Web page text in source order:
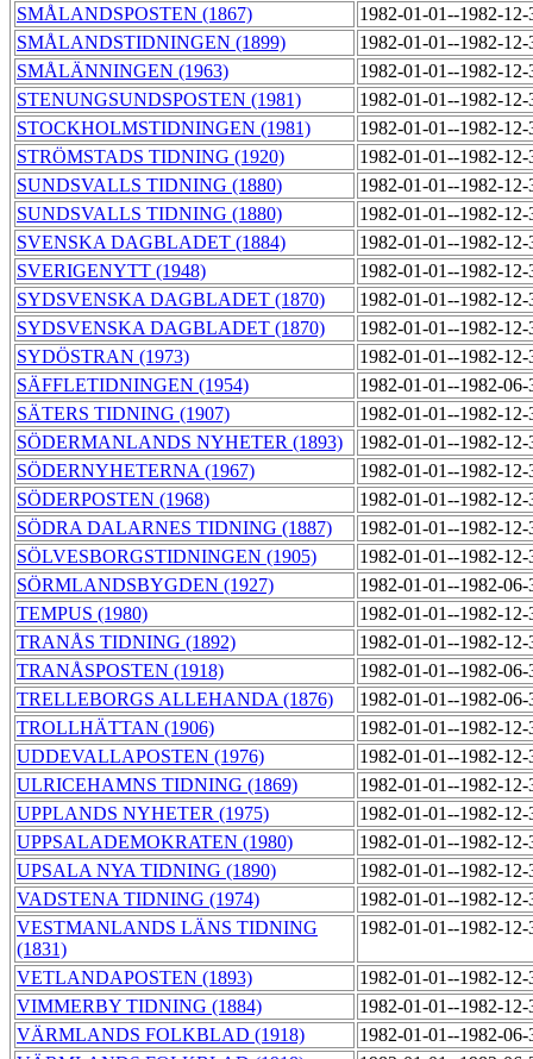
SMÅLANDSPOSTEN (1867)
1982-01-01--1982-
SMÅLANDSTIDNINGEN (1899)
1982-01-01--1982-
SMÅLÄNNINGEN (1963)
1982-01-01--1982-
STENUNGSUNDSPOSTEN (1981)
1982-01-01--1982-
STOCKHOLMSTIDNINGEN (1981)
1982-01-01--1982-
STRÖMSTADS TIDNING (1920)
1982-01-01--1982-
SUNDSVALLS TIDNING (1880)
1982-01-01--1982-
SUNDSVALLS TIDNING (1880)
1982-01-01--1982-
SVENSKA DAGBLADET (1884)
1982-01-01--1982-
SVERIGENYTT (1948)
1982-01-01--1982-
SYDSVENSKA DAGBLADET (1870)
1982-01-01--1982-
SYDSVENSKA DAGBLADET (1870)
1982-01-01--1982-
SYDÖSTRAN (1973)
1982-01-01--1982-
SÄFFLETIDNINGEN (1954)
1982-01-01--1982-
SÄTERS TIDNING (1907)
1982-01-01--1982-
SÖDERMANLANDS NYHETER (1893)
1982-01-01--1982-
SÖDERNYHETERNA (1967)
1982-01-01--1982-
SÖDERPOSTEN (1968)
1982-01-01--1982-
SÖDRA DALARNES TIDNING (1887)
1982-01-01--1982-
SÖLVESBORGSTIDNINGEN (1905)
1982-01-01--1982-
SÖRMLANDSBYGDEN (1927)
1982-01-01--1982-
TEMPUS (1980)
1982-01-01--1982-
TRANÅS TIDNING (1892)
1982-01-01--1982-
TRANÅSPOSTEN (1918)
1982-01-01--1982-
TRELLEBORGS ALLEHANDA (1876)
1982-01-01--1982-
TROLLHÄTTAN (1906)
1982-01-01--1982-
UDDEVALLAPOSTEN (1976)
1982-01-01--1982-
ULRICEHAMNS TIDNING (1869)
1982-01-01--1982-
UPPLANDS NYHETER (1975)
1982-01-01--1982-
UPPSALADEMOKRATEN (1980)
1982-01-01--1982-
UPSALA NYA TIDNING (1890)
1982-01-01--1982-
VADSTENA TIDNING (1974)
1982-01-01--1982-
VESTMANLANDS LÄNS TIDNING
(1831)
1982-01-01--1982-
VETLANDAPOSTEN (1893)
1982-01-01--1982-
VIMMERBY TIDNING (1884)
1982-01-01--1982-
VÄRMLANDS FOLKBLAD (1918)
1982-01-01--1982-